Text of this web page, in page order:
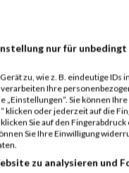
nur für
zu, wie z. B. eindeutige IDs
Ihre
Sie können
klicken oder jederzeit auf die
Sie auf den
Sie Ihre Einwilligung
zu analysieren und